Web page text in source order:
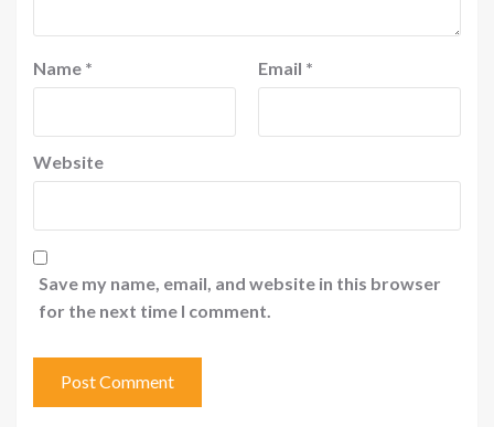
Name * Email *
Website
Save my name, email, and website in this browser
for the next time I comment.